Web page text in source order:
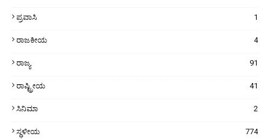
ಪ್ರವಾಸಿ 1
ರಾಜಕೀಯ 4
ರಾಜ್ಯ 91
ರಾಷ್ಟ್ರೀಯ 41
ಸಿನಿಮಾ 2
ಸ್ಥಳೀಯ 774